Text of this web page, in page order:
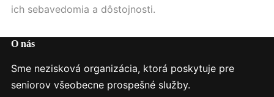
ich sebavedomia a dôstojnosti.
O nás
Sme nezisková organizácia, ktorá poskytuje pre
seniorov všeobecne prospešné služby.